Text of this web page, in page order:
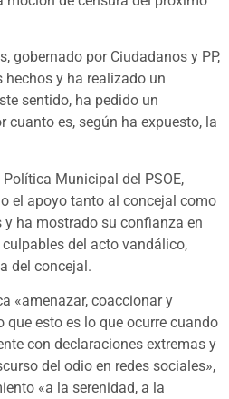
gobernado por Ciudadanos y PP,
y ha realizado un
sentido, ha pedido un
cuanto es, según ha expuesto, la
Municipal del PSOE,
el apoyo tanto al concejal como
ha mostrado su confianza en
del acto vandálico,
del concejal.
«amenazar, coaccionar y
que esto es lo que ocurre cuando
con declaraciones extremas y
del odio en redes sociales»,
«a la serenidad, a la